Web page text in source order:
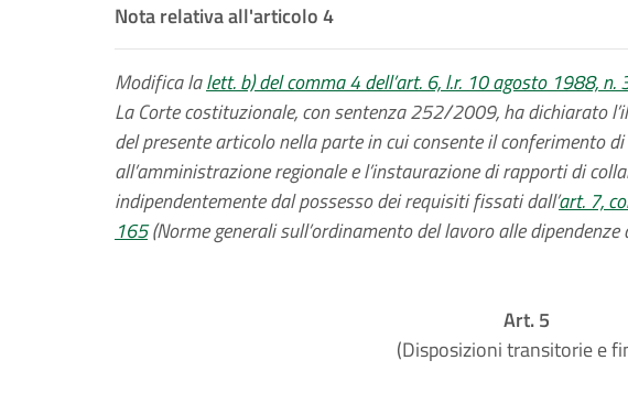
Nota relativa all'articolo 4
Modifica lalett. b) del comma 4 dell’art. 6, l.r. 10 agosto 1988, n.
La Corte costituzionale, con sentenza 252/2009, ha dichiarato
del presente articolo nella parte in cui consente il conferimento
all’amministrazione regionale e l’instaurazione di rapporti di
indipendentemente dal possesso dei requisiti fissati dall’art. 7,
165(Norme generali sull’ordinamento del lavoro alle
Art. 5
(Disposizioni transitorie e